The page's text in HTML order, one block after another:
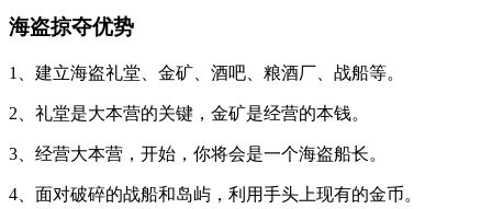
海盗掠夺优势
1、建立海盗礼堂、金矿、酒吧、粮酒厂、战船等。
2、礼堂是大本营的关键，金矿是经营的本钱。
3、经营大本营，开始，你将会是一个海盗船长。
4、面对破碎的战船和岛屿，利用手头上现有的金币。